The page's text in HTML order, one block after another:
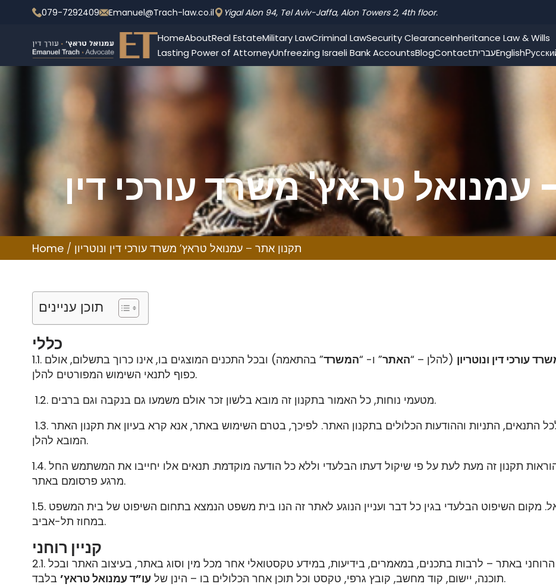
079-7292409 Emanuel@Trach-law.co.il Yigal Alon 94, Tel Aviv-Jaffa, Alon Towers 2, 4th floor.
HomeAboutReal EstateMilitary LawCriminal LawSecurity ClearanceInheritance Law & Wills
Lasting Power of AttorneyUnfreezing Israeli Bank AccountsBlogContactעבריתEnglish
עמנואל טראץ' משרד עורכי דין
ונוטריון
Home / תקנון אתר – עמנואל טראץ’ משרד עורכי דין ונוטריון
תוכן עניינים
כללי
עורכי דין ונוטריון (להלן – “האתר” ו- “המשרד” בהתאמה) ובכל התכנים המוצגים בו, אינו כרוך בתשלום, אולם
כפוף לתנאי השימוש המפורטים להלן.
1.2. מטעמי נוחות, כל האמור בתקנון זה מובא בלשון זכר אולם משמעו גם בנקבה וגם ברבים.
1.3. עצם השימוש באתר ייחשב להסכמה מצידך לכל התנאים, התניות וההודעות הכלולים בתקנון האתר. לפיכך, בטרם השימוש באתר, אנא קרא בעיון את תקנון האתר
המובא להלן.
1.4. המשרד שומר לעצמו את הזכות לשנות את הוראות תקנון זה מעת לעת על פי שיקול דעתו הבלעדי וללא כל הודעה מוקדמת. תנאים אלו יחייבו את המשתמש החל
מרגע פרסומם באתר.
1.5. על השימוש באתר יחולו אך ורק דיני מדינת ישראל. מקום השיפוט הבלעדי בגין כל דבר ועניין הנוגע לאתר זה הנו בית משפט הנמצא בתחום השיפוט של בית המשפט
במחוז תל-אביב.
קניין רוחני
2.1. כל הזכויות לרבות זכויות היוצרים ו/או הקניין הרוחני באתר – לרבות בתכנים, במאמרים, בידיעות, במידע טקסטואלי אחר מכל מין וסוג באתר, בעיצוב האתר ובכל
תוכנה, יישום, קוד מחשב, קובץ גרפי, טקסט וכל תוכן אחר הכלולים בו – הינן שלעו”ד עמנואל טראץ’
בלבד.